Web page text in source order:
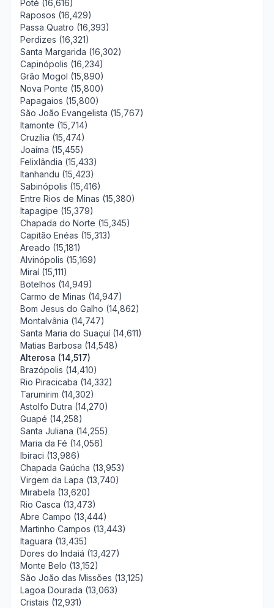
Poté (16,616)
Raposos (16,429)
Passa Quatro (16,393)
Perdizes (16,321)
Santa Margarida (16,302)
Capinópolis (16,234)
Grão Mogol (15,890)
Nova Ponte (15,800)
Papagaios (15,800)
São João Evangelista (15,767)
Itamonte (15,714)
Cruzília (15,474)
Joaíma (15,455)
Felixlândia (15,433)
Itanhandu (15,423)
Sabinópolis (15,416)
Entre Rios de Minas (15,380)
Itapagipe (15,379)
Chapada do Norte (15,345)
Capitão Enéas (15,313)
Areado (15,181)
Alvinópolis (15,169)
Miraí (15,111)
Botelhos (14,949)
Carmo de Minas (14,947)
Bom Jesus do Galho (14,862)
Montalvânia (14,747)
Santa Maria do Suaçuí (14,611)
Matias Barbosa (14,548)
Alterosa (14,517)
Brazópolis (14,410)
Rio Piracicaba (14,332)
Tarumirim (14,302)
Astolfo Dutra (14,270)
Guapé (14,258)
Santa Juliana (14,255)
Maria da Fé (14,056)
Ibiraci (13,986)
Chapada Gaúcha (13,953)
Virgem da Lapa (13,740)
Mirabela (13,620)
Rio Casca (13,473)
Abre Campo (13,444)
Martinho Campos (13,443)
Itaguara (13,435)
Dores do Indaiá (13,427)
Monte Belo (13,152)
São João das Missões (13,125)
Lagoa Dourada (13,063)
Cristais (12,931)